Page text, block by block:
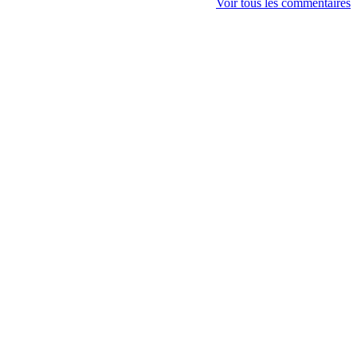
Voir tous les commentaires